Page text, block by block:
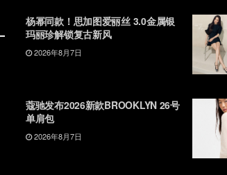
杨幂同款！思加图爱丽丝 3.0金属银
玛丽珍解锁复古新风
2026年8月7日
蔻驰发布2026新款BROOKLYN 26号
单肩包
2026年8月7日